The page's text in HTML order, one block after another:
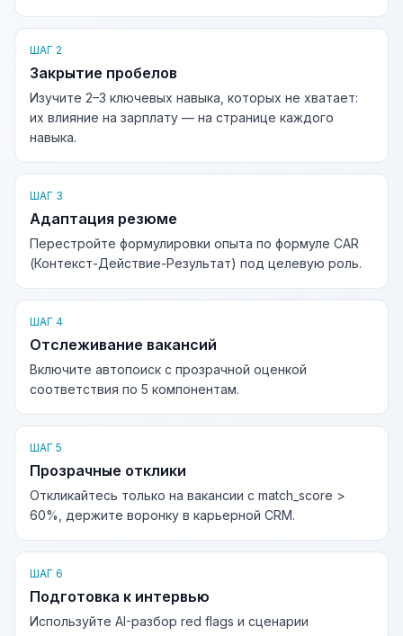
ШАГ 2
Закрытие пробелов
Изучите 2–3 ключевых навыка, которых не хватает:
их влияние на зарплату — на странице каждого
навыка.
ШАГ 3
Адаптация резюме
Перестройте формулировки опыта по формуле CAR
(Контекст-Действие-Результат) под целевую роль.
ШАГ 4
Отслеживание вакансий
Включите автопоиск с прозрачной оценкой
соответствия по 5 компонентам.
ШАГ 5
Прозрачные отклики
Откликайтесь только на вакансии с match_score >
60%, держите воронку в карьерной CRM.
ШАГ 6
Подготовка к интервью
Используйте AI-разбор red flags и сценарии